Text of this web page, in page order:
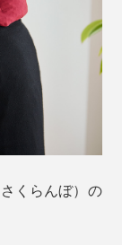
くらんぼ）の